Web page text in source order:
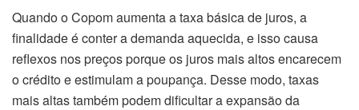
Quando o Copom aumenta a taxa básica de juros, a
finalidade é conter a demanda aquecida, e isso causa
reflexos nos preços porque os juros mais altos encarecem
o crédito e estimulam a poupança. Desse modo, taxas
mais altas também podem dificultar a expansão da